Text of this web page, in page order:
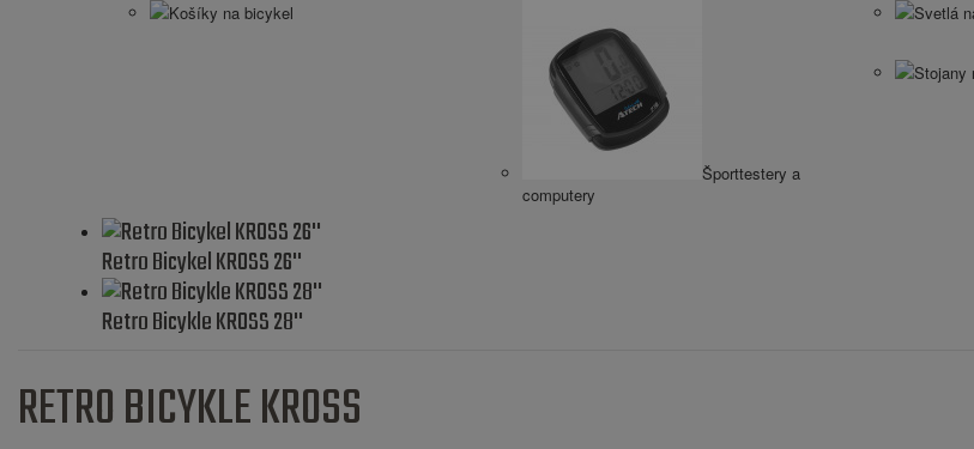
Košíky na bicykel
Športtestery a
computery
Svetlá
Stojany
Retro Bicykel KROSS 26''
Retro Bicykle KROSS 28''
RETRO BICYKLE KROSS